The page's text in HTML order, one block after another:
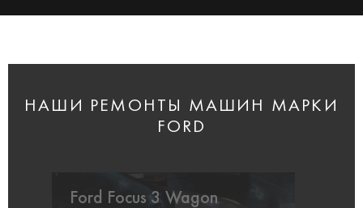
НАШИ РЕМОНТЫ МАШИН МАРКИ
FORD
Ford Focus 3 Wagon